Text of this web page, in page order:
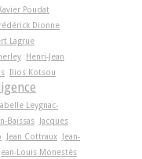
Poudat
Dionne
Lagrue
Henri-Jean
Ilios Kotsou
Leygnac-
Baïssas
Jacques
Jean Cottraux
Jean-
Jean-Louis Monestès